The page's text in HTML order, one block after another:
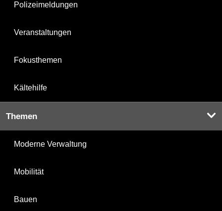
Polizeimeldungen
Veranstaltungen
Fokusthemen
Kältehilfe
Themen
Moderne Verwaltung
Mobilität
Bauen